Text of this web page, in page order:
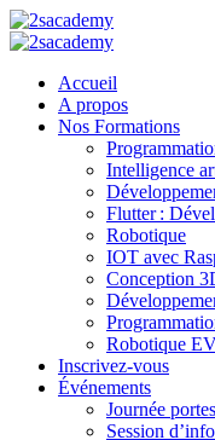
Accueil
A propos
Nos Formations
Intelligence
Flutter :
Robotique
IOT avec
Conception
Robotique
Inscrivez-vous
Événements
Journée
Session